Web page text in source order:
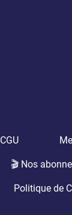
CGU
🎬 Nos
Politique de